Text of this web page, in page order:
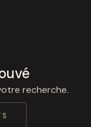
recherche.